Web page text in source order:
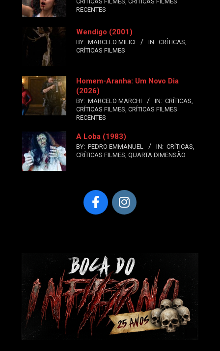
RECENTES
Wendigo (2001)
BY: MARCELO MILICI IN: CRÍTICAS
CRÍTICAS FILMES
Homem-Aranha: Um Novo Dia
(2026)
BY: MARCELO MARCHI IN: CRÍTICAS
CRÍTICAS FILMES CRÍTICAS FILMES
RECENTES
A Loba (1983)
BY: PEDRO EMMANUEL IN: CRÍTICAS
CRÍTICAS FILMES QUARTA DIMENSÃO